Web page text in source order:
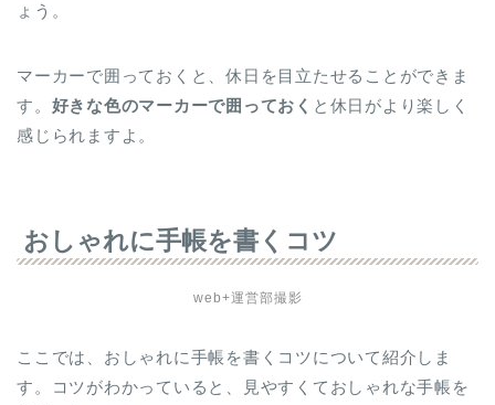
ょう。
マーカーで囲っておくと、休日を目立たせることができま
す。 好きな色のマーカーで囲っておく と休日がより楽しく
感じられますよ。
おしゃれに手帳を書くコツ
web+運営部撮影
ここでは、おしゃれに手帳を書くコツについて紹介しま
す。コツがわかっていると、見やすくておしゃれな手帳を